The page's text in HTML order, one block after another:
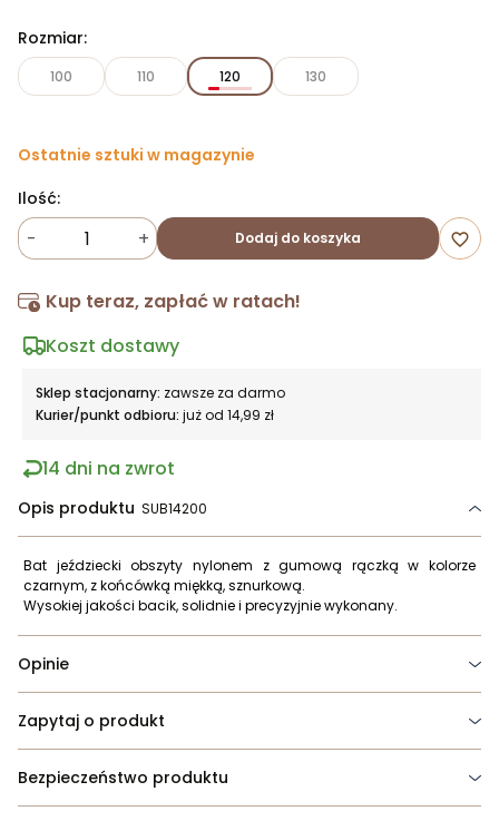
Rozmiar:
100 110 120 130
Ostatnie sztuki w magazynie
Ilość:
- + Dodaj do koszyka favorite_border
Kup teraz, zapłać w ratach!
Koszt dostawy
Sklep stacjonarny: zawsze za darmo
Kurier/punkt odbioru: już od 14,99 zł
14 dni na zwrot
Opis produktu SUB14200
Bat jeździecki obszyty nylonem z gumową rączką w kolorze
czarnym, z końcówką miękką, sznurkową.
Wysokiej jakości bacik, solidnie i precyzyjnie wykonany.
Opinie
Zapytaj o produkt
Bezpieczeństwo produktu